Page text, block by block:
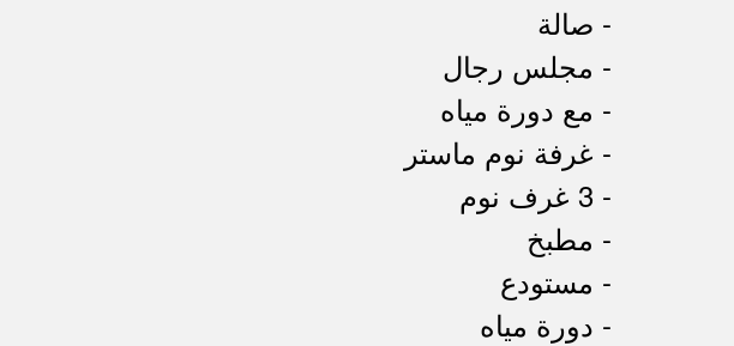
- صالة
- مجلس رجال
- مع دورة مياه
- غرفة نوم ماستر
- 3 غرف نوم
- مطبخ
- مستودع
- دورة مياه